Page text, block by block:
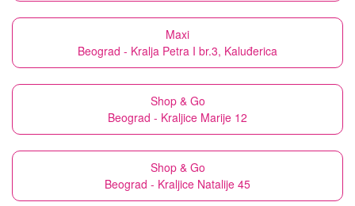
Maxi
Beograd - Kralja Petra I br.3, Kaluđerica
Shop & Go
Beograd - Kraljice Marije 12
Shop & Go
Beograd - Kraljice Natalije 45